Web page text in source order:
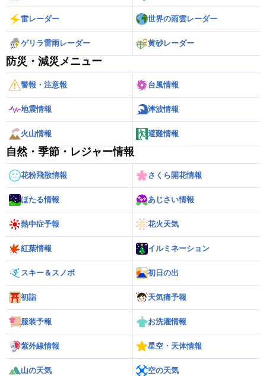
雷レーダー 世界の雨雲レーダー
ゲリラ雷雨レーダー 黄砂レーダー
防災・減災メニュー
警報・注意報 台風情報
地震情報 津波情報
火山情報 避難情報
自然・季節・レジャー情報
花粉飛散情報 さくら開花情報
ほたる情報 あじさい情報
熱中症予報 花火天気
紅葉情報 イルミネーション
スキー＆スノボ 初日の出
初詣 天気痛予報
服装予報 お洗濯情報
紫外線情報 星空・天体情報
山の天気 空の天気